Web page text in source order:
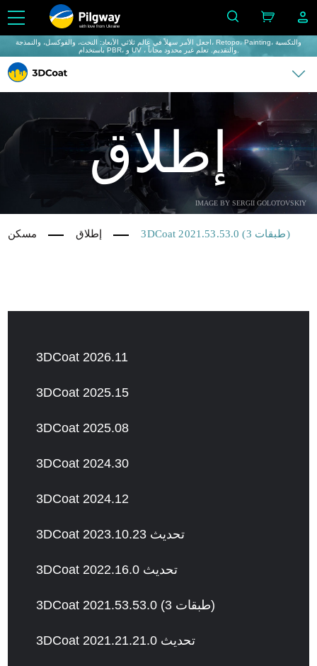
with love from Ukraine
اجعل الأمر سهلاً في عالم ثلاثي الأبعاد: النحت، والفوكسل، والنمذجة، Retopo، Painting، والتكسية
IMAGE BY SERGII GOLOTOVSKIY
إطلاق
مسكن إطلاق 3DCoat 2021.53.53.0 (3 طبقات)
3DCoat 2026.11
3DCoat 2025.15
3DCoat 2025.08
3DCoat 2024.30
3DCoat 2024.12
3DCoat 2023.10.23 تحديث
3DCoat 2022.16.0 تحديث
3DCoat 2021.53.53.0 (3 طبقات)
3DCoat 2021.21.21.0 تحديث